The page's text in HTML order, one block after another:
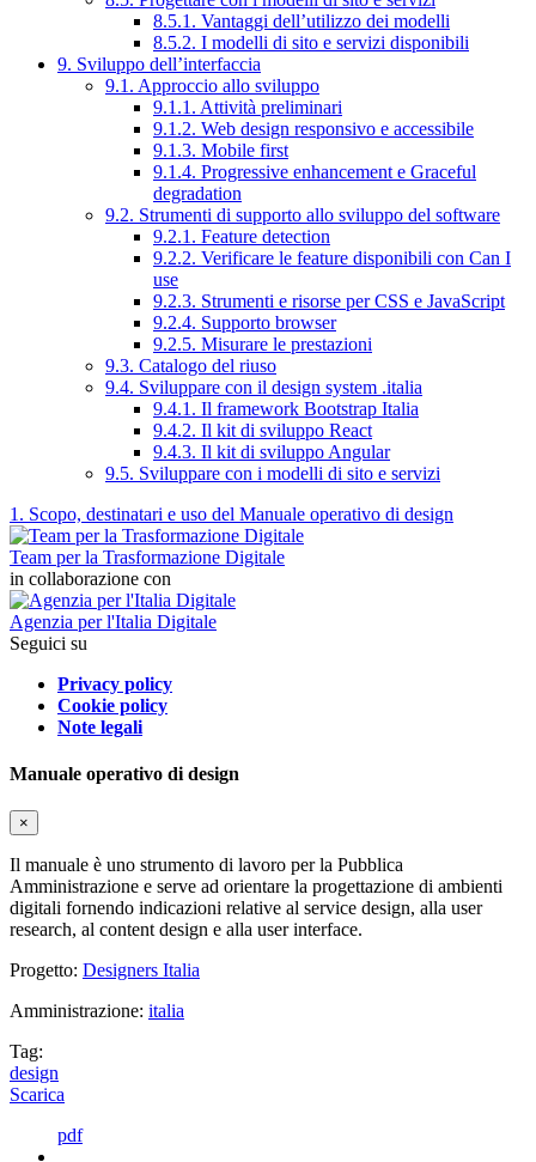
8.5.1. Vantaggi dell’utilizzo dei modelli
8.5.2. I modelli di sito e servizi disponibili
9. Sviluppo dell’interfaccia
9.1. Approccio allo sviluppo
9.1.1. Attività preliminari
9.1.2. Web design responsivo e accessibile
9.1.3. Mobile first
9.1.4. Progressive enhancement e Graceful
degradation
9.2. Strumenti di supporto allo sviluppo del software
9.2.1. Feature detection
9.2.2. Verificare le feature disponibili con Can I
use
9.2.3. Strumenti e risorse per CSS e JavaScript
9.2.4. Supporto browser
9.2.5. Misurare le prestazioni
9.3. Catalogo del riuso
9.4. Sviluppare con il design system .italia
9.4.1. Il framework Bootstrap Italia
9.4.2. Il kit di sviluppo React
9.4.3. Il kit di sviluppo Angular
9.5. Sviluppare con i modelli di sito e servizi
1. Scopo, destinatari e uso del Manuale operativo di design
Team per la Trasformazione Digitale
in collaborazione con
Agenzia per l'Italia Digitale
Seguici su
Privacy policy
Cookie policy
Note legali
Manuale operativo di design
×
Il manuale è uno strumento di lavoro per la Pubblica
Amministrazione e serve ad orientare la progettazione di ambienti
digitali fornendo indicazioni relative al service design, alla user
research, al content design e alla user interface.
Progetto: Designers Italia
Amministrazione: italia
Tag:
design
Scarica
pdf